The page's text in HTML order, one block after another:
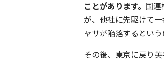
ことがあります。 国連
が、他社に先駆けて
ャサが陥落するという
その後、東京に戻り